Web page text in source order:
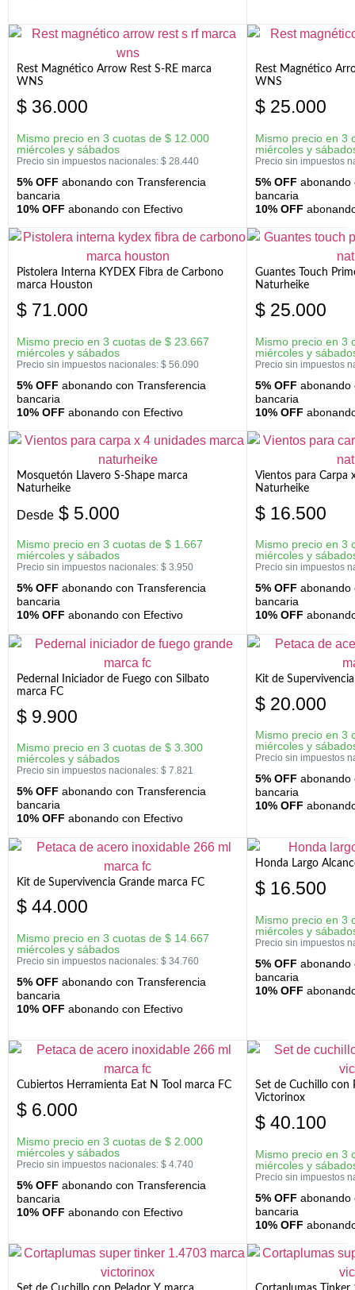
Rest Magnético Arrow Rest S-RE marca
WNS
$ 36.000
Mismo precio en 3 cuotas de $ 12.000
miércoles y sábados
Precio sin impuestos nacionales: $ 28.440
5% OFF abonando con Transferencia
bancaria
10% OFF abonando con Efectivo
Rest Magnético
WNS
$ 25.000
Mismo precio en 3
miércoles y
Precio sin impuestos
5% OFF abonando
bancaria
10% OFF
Pistolera Interna KYDEX Fibra de Carbono
marca Houston
$ 71.000
Mismo precio en 3 cuotas de $ 23.667
miércoles y sábados
Precio sin impuestos nacionales: $ 56.090
5% OFF abonando con Transferencia
bancaria
10% OFF abonando con Efectivo
Guantes Touch
Naturheike
$ 25.000
Mismo precio en 3
miércoles y
Precio sin impuestos
5% OFF abonando
bancaria
10% OFF
Mosquetón Llavero S-Shape marca
Naturheike
Desde $ 5.000
Mismo precio en 3 cuotas de $ 1.667
miércoles y sábados
Precio sin impuestos nacionales: $ 3.950
5% OFF abonando con Transferencia
bancaria
10% OFF abonando con Efectivo
Vientos para Carpa
Naturheike
$ 16.500
Mismo precio en 3
miércoles y
Precio sin impuestos
5% OFF abonando
bancaria
10% OFF
Pedernal Iniciador de Fuego con Silbato
marca FC
$ 9.900
Mismo precio en 3 cuotas de $ 3.300
miércoles y sábados
Precio sin impuestos nacionales: $ 7.821
5% OFF abonando con Transferencia
bancaria
10% OFF abonando con Efectivo
Kit de
$ 20.000
Mismo precio en 3
miércoles y
Precio sin impuestos
5% OFF abonando
bancaria
10% OFF
Kit de Supervivencia Grande marca FC
$ 44.000
Mismo precio en 3 cuotas de $ 14.667
miércoles y sábados
Precio sin impuestos nacionales: $ 34.760
5% OFF abonando con Transferencia
bancaria
10% OFF abonando con Efectivo
Honda Largo
$ 16.500
Mismo precio en 3
miércoles y
Precio sin impuestos
5% OFF abonando
bancaria
10% OFF
Cubiertos Herramienta Eat N Tool marca FC
$ 6.000
Mismo precio en 3 cuotas de $ 2.000
miércoles y sábados
Precio sin impuestos nacionales: $ 4.740
5% OFF abonando con Transferencia
bancaria
10% OFF abonando con Efectivo
Set de Cuchillo con
Victorinox
$ 40.100
Mismo precio en 3
miércoles y
Precio sin impuestos
5% OFF abonando
bancaria
10% OFF